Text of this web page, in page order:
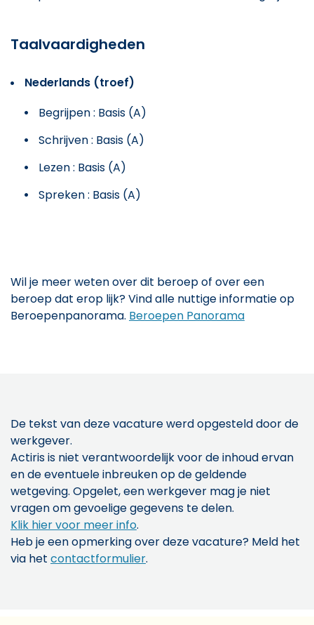
Taalvaardigheden
Nederlands (troef)
Begrijpen : Basis (A)
Schrijven : Basis (A)
Lezen : Basis (A)
Spreken : Basis (A)
Wil je meer weten over dit beroep of over een
beroep dat erop lijk? Vind alle nuttige informatie op
Beroepenpanorama. Beroepen Panorama
De tekst van deze vacature werd opgesteld door de
werkgever.
Actiris is niet verantwoordelijk voor de inhoud ervan
en de eventuele inbreuken op de geldende
wetgeving. Opgelet, een werkgever mag je niet
vragen om gevoelige gegevens te delen.
Klik hier voor meer info.
Heb je een opmerking over deze vacature? Meld het
via het contactformulier.